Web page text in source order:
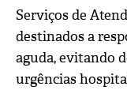
Serviços de
destinados a
aguda, evitando
urgências